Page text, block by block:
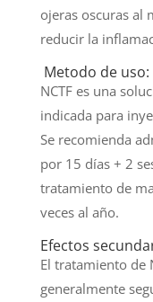
ojeras oscuras al
reducir la
Metodo de uso:
NCTF es una
indicada para
Se recomienda
por 15 días + 2
tratamiento de
veces al año.
Efectos
El tratamiento de
generalmente